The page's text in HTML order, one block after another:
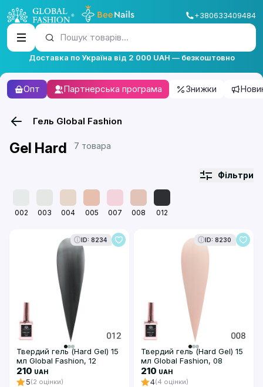
+380633409484
Пошук товарів...
Доставка по Україна від 2 000 UAH — безкоштовно
Опт Партнерська програма Знижки
Гель Global Fashion
Gel Hard 7 товара
Фільтри
002 003 004 005 007 008 012
ID: 8234
Твердий гель (Hard Gel) 15
мл Global Fashion, 12
(чорний), 15 мл (чорний)
210 UAH
5(2 оцінки)
ID: 8230
Твердий гель (Hard Gel) 15
мл Global Fashion, 08
210 UAH
4(4 оцінки)